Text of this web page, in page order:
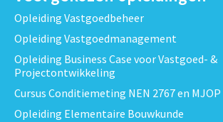
Opleiding Vastgoedbeheer
Opleiding Vastgoedmanagement
Opleiding Business Case voor Vastgoed- &
Projectontwikkeling
Cursus Conditiemeting NEN 2767 en MJOP
Opleiding Elementaire Bouwkunde